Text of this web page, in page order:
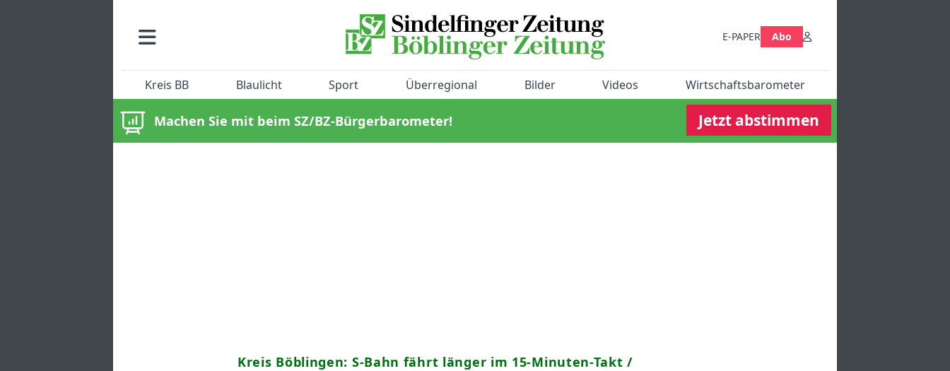
E-PAPER Abo
Kreis BB Blaulicht Sport Überregional Bilder Videos Wirtschaftsbarometer
Machen Sie mit beim SZ/BZ-Bürgerbarometer! Jetzt abstimmen
Kreis Böblingen: S-Bahn fährt länger im 15-Minuten-Takt /